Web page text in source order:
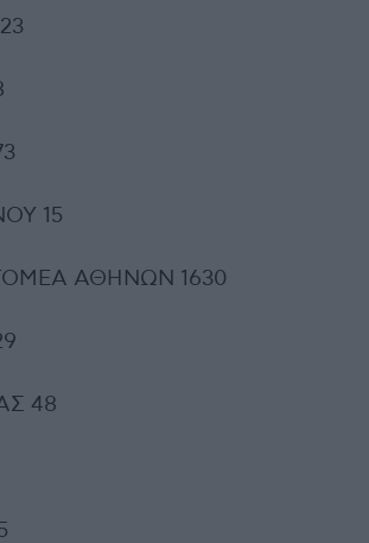
15
ΑΘΗΝΩΝ 1630
48